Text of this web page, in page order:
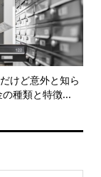
けど意外と知ら
種類と特徴...